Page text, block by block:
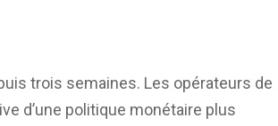
trois semaines. Les opérateurs de
d’une politique monétaire plus